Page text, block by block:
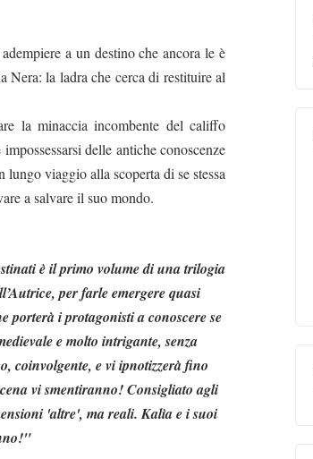
a un destino che ancora le è
la ladra che cerca di restituire al
la minaccia incombente del califfo
delle antiche conoscenze
viaggio alla scoperta di se stessa
a salvare il suo mondo.
è il primo volume di una trilogia
per farle emergere quasi
porterà i protagonisti a conoscere se
e molto intrigante, senza
coinvolgente, e vi ipnotizzerà fino
vi smentiranno! Consigliato agli
'altre', ma reali. Kalìa e i suoi